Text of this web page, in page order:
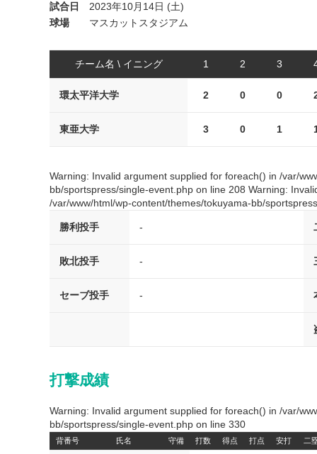
試合日
2023年10月14日 (土)
球場
マスカットスタジアム
チーム名 \ イニング 1 2 3
環太平洋大学 2 0 0
東亜大学 3 0 1
Warning: Invalid argument supplied for foreach() in /var/
bb/sportspress/single-event.php on line 208 Warning:
/var/www/html/wp-content/themes/tokuyama-bb/
勝利投手 -
敗北投手 -
セーブ投手 -
打撃成績
Warning: Invalid argument supplied for foreach() in /var/
bb/sportspress/single-event.php on line 330
背番号 氏名 守備 打数 得点 打点 安打 二